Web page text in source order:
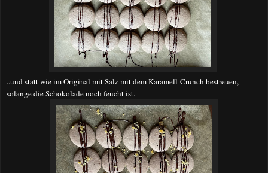
..und statt wie im Original mit Salz mit dem Karamell-Crunch bestreuen,
solange die Schokolade noch feucht ist.